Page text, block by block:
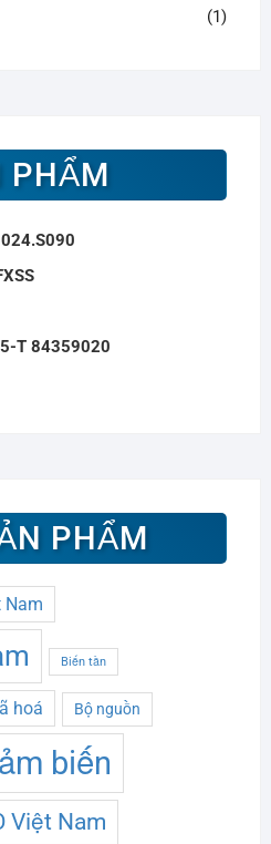
(1)
PHẨM
T 84359020
PHẨM
Nam
Biến tần
hoá Bộ nguồn
biến
Việt Nam